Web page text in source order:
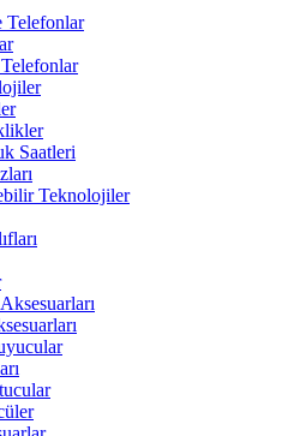
Telefonlar
Saatleri
Teknolojiler